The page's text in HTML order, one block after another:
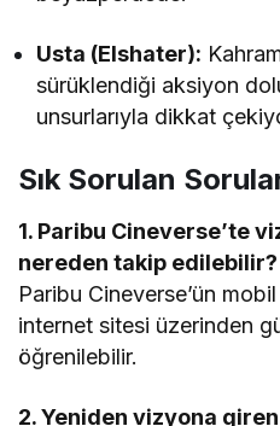
Usta (Elshater):
sürüklendiği aksiyon
unsurlarıyla dikkat
Sık Sorulan
1. Paribu Cineverse’te
nereden takip edilebilir?
Paribu Cineverse’ün
internet sitesi üzerinden
öğrenilebilir.
2. Yeniden vizyona